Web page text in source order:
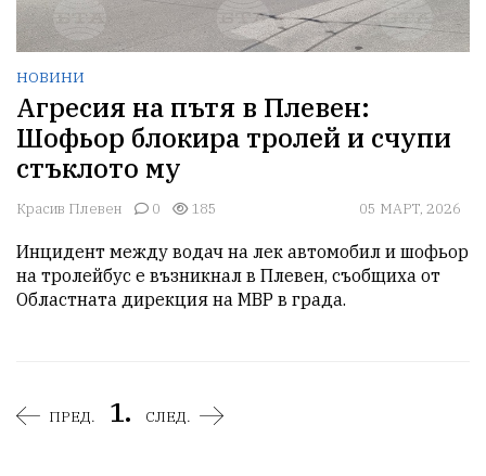
НОВИНИ
Агресия на пътя в Плевен:
Шофьор блокира тролей и счупи
стъклото му
Красив Плевен 0 185 05 МАРТ, 2026
Инцидент между водач на лек автомобил и шофьор
на тролейбус е възникнал в Плевен, съобщиха от
Областната дирекция на МВР в града.
ПРЕД. 1. СЛЕД.